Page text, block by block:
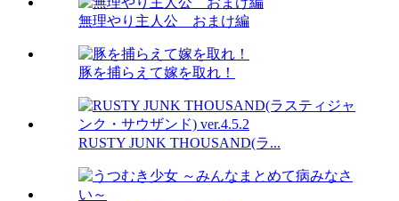
無理やり主人公 おまけ編
豚を捕らえて嫁を取れ！
RUSTY JUNK THOUSAND(ラ...